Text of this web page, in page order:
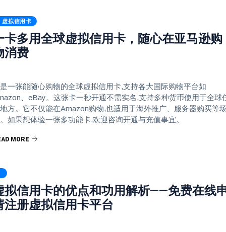
虚拟信用卡
卡多用全球虚拟信用卡，随心在亚马逊购
消费
一张能随心购物的全球虚拟信用卡,支持各大国际购物平台如
、eBay。这张卡一秒开通不需实名,支持多种货币使用于全球
方。它不仅能在Amazon购物,也适用于海外推广、服务器购买等
如果想体验一张多功能卡,欢迎咨询开通与充值事宜。
MORE
拟信用卡的优点和功用解析——免费在线
注册虚拟信用卡平台